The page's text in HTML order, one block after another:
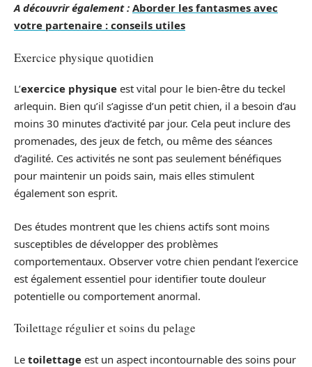
A découvrir également : Aborder les fantasmes avec
votre partenaire : conseils utiles
Exercice physique quotidien
L’exercice physique est vital pour le bien-être du teckel
arlequin. Bien qu’il s’agisse d’un petit chien, il a besoin d’au
moins 30 minutes d’activité par jour. Cela peut inclure des
promenades, des jeux de fetch, ou même des séances
d’agilité. Ces activités ne sont pas seulement bénéfiques
pour maintenir un poids sain, mais elles stimulent
également son esprit.
Des études montrent que les chiens actifs sont moins
susceptibles de développer des problèmes
comportementaux. Observer votre chien pendant l’exercice
est également essentiel pour identifier toute douleur
potentielle ou comportement anormal.
Toilettage régulier et soins du pelage
Le toilettage est un aspect incontournable des soins pour